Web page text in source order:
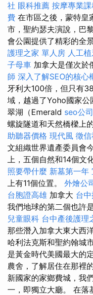
社 眼科推薦 按摩專業課
費 在市區之後，蒙特
市，聖約瑟夫演說，巴
會公園提供了精彩的全
護理之家 單人房 人工
子母車 加拿大是僅次於
師 深入了解SEO的核心
牙利大100倍，但只有
域，越過了Yoho國家公
翠湖（Emerald seo公司
螺旋隧道和天然橋樑上
助聽器價格 現代風 徵
文組織世界遺產委員會
上，五個自然和14個文
照要帶什麼 新墓第一年
上有11個位置。 外燴公
台胞證高雄 加拿大 台
我們地球的第二個也許
兒童眼科 台中產後護理
那些潛入加拿大東大西
哈利法克斯和聖約翰城
是黃金時代美國最大的
農舍，了解居住在那裡
新國家的家鄉費城，我
一，即獨立大廳。 在落